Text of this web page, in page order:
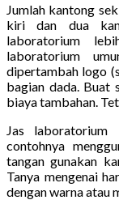
Jumlah kantong
kiri dan dua
laboratorium
laboratorium
dipertambah logo
bagian dada. Buat
biaya tambahan.
Jas laboratorium
contohnya
tangan gunakan
Tanya mengenai
dengan warna atau